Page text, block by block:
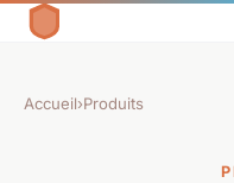
Accueil›Produits